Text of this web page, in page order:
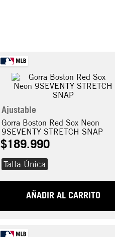
Ajustable
Gorra Boston Red Sox Neon
9SEVENTY STRETCH SNAP
$189.990
Talla Única
AÑADIR AL CARRITO